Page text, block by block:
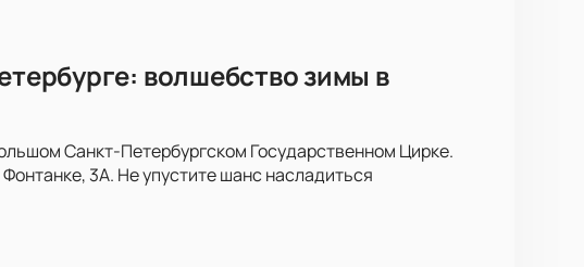
волшебство зимы в
Санкт-Петербургском Государственном Цирке.
3А. Не упустите шанс насладиться